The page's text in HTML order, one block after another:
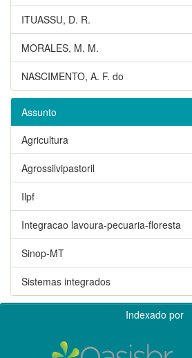
ITUASSU, D. R.
MORALES, M. M.
NASCIMENTO, A. F. do
Assunto
Agricultura
Agrossilvipastoril
Ilpf
Integracao lavoura-pecuaria-floresta
Sinop-MT
Sistemas integrados
Indexado por